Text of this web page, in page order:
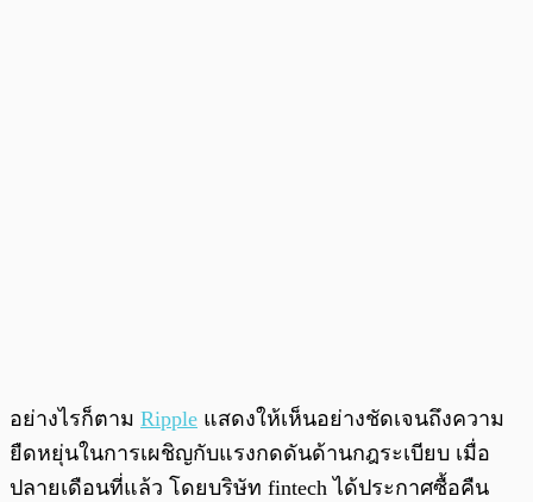
อย่างไรก็ตาม Ripple แสดงให้เห็นอย่างชัดเจนถึงความ
ยืดหยุ่นในการเผชิญกับแรงกดดันด้านกฎระเบียบ เมื่อ
ปลายเดือนที่แล้ว โดยบริษัท fintech ได้ประกาศซื้อคืน